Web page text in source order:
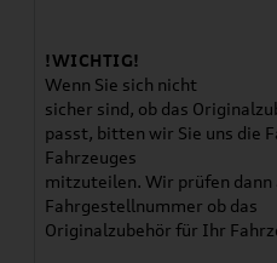
!WICHTIG!
Wenn Sie sich nicht
sicher sind, ob das
passt, bitten wir Sie uns die
Fahrzeuges
mitzuteilen. Wir prüfen dann
Fahrgestellnummer ob das
Originalzubehör für Ihr